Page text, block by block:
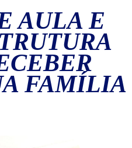
AULA E
FAMÍLIA